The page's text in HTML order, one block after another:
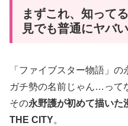
まずこれ、知って
見でも普通にヤバ
「ファイブスター物語」
ガチ勢の名前じゃん…って
その永野護が初めて描いた
THE CITY。